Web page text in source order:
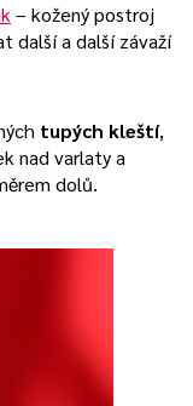
– kožený postroj
další a další závaží
tupých kleští,
nad varlaty a
dolů.